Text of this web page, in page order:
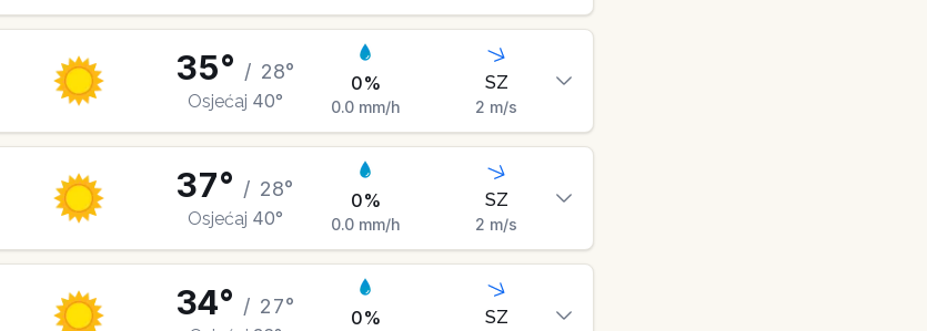
35° / 28°
Osjećaj 40°
0%
0.0mm/h
SZ
2 m/s
37° / 28°
Osjećaj 40°
0%
0.0mm/h
SZ
2 m/s
34° / 27°
0% SZ